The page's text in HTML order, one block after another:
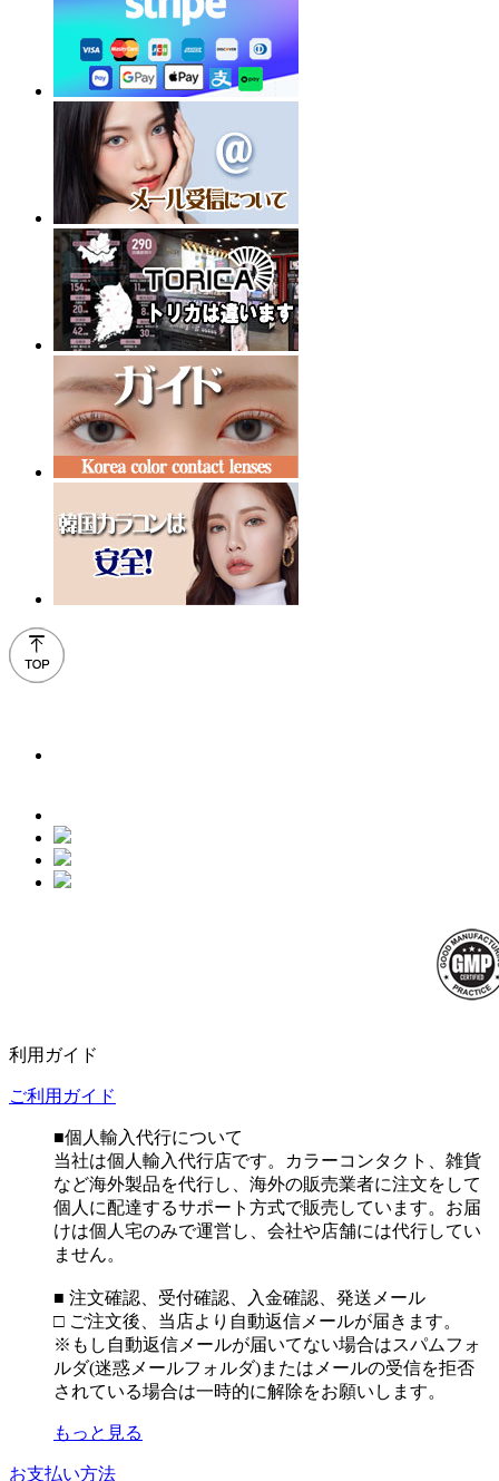
利用ガイド
ご利用ガイド
■個人輸入代行について
当社は個人輸入代行店です。カラーコンタクト、雑貨
など海外製品を代行し、海外の販売業者に注文をして
個人に配達するサポート方式で販売しています。お届
けは個人宅のみで運営し、会社や店舗には代行してい
ません。
■ 注文確認、受付確認、入金確認、発送メール
□ ご注文後、当店より自動返信メールが届きます。
※もし自動返信メールが届いてない場合はスパムフォ
ルダ(迷惑メールフォルダ)またはメールの受信を拒否
されている場合は一時的に解除をお願いします。
もっと見る
お支払い方法